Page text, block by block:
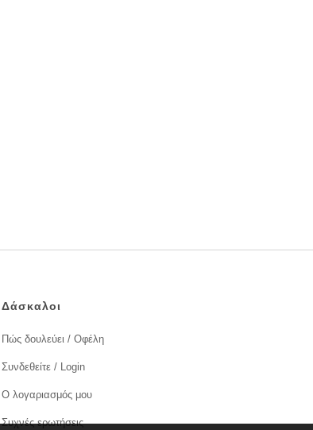
Δάσκαλοι
Πώς δουλεύει / Οφέλη
Συνδεθείτε / Login
Ο λογαριασμός μου
Συχνές ερωτήσεις